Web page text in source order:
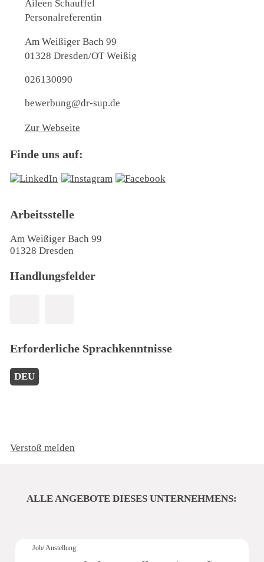
Aileen Schauffel
Personalreferentin
Am Weißiger Bach 99
01328 Dresden/OT Weißig
026130090
bewerbung@dr-sup.de
Zur Webseite
Finde uns auf:
Arbeitsstelle
Am Weißiger Bach 99
01328 Dresden
Handlungsfelder
Erforderliche Sprachkenntnisse
DEU
Verstoß melden
ALLE ANGEBOTE DIESES UNTERNEHMENS:
Job/ Anstellung